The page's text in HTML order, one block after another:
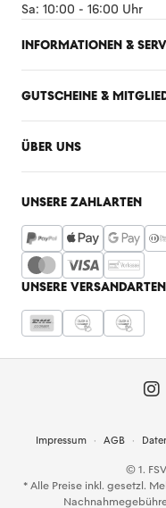
Sa: 10:00 - 16:00 Uhr
INFORMATIONEN &
GUTSCHEINE &
ÜBER UNS
UNSERE ZAHLARTEN
UNSERE VERSANDARTEN
Impressum AGB
© 1.
* Alle Preise inkl. gesetzl.